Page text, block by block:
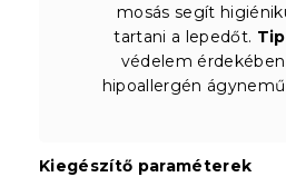
mosás segít
tartani a lepedőt.
védelem
hipoallergén
Kiegészítő paraméterek